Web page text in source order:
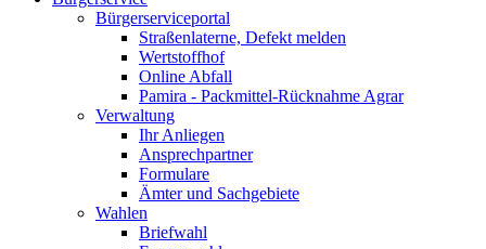
Bürgerserviceportal
Straßenlaterne, Defekt melden
Wertstoffhof
Online Abfall
Pamira - Packmittel-Rücknahme Agrar
Verwaltung
Ihr Anliegen
Ansprechpartner
Formulare
Ämter und Sachgebiete
Wahlen
Briefwahl